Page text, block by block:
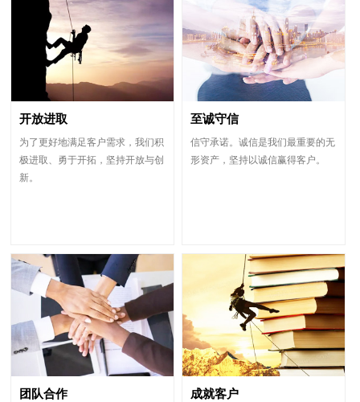
开放进取
为了更好地满足客户需求，我们积
极进取、勇于开拓，坚持开放与创
新。
至诚守信
信守承诺。诚信是我们最重要的无
形资产，坚持以诚信赢得客户。
团队合作 成就客户